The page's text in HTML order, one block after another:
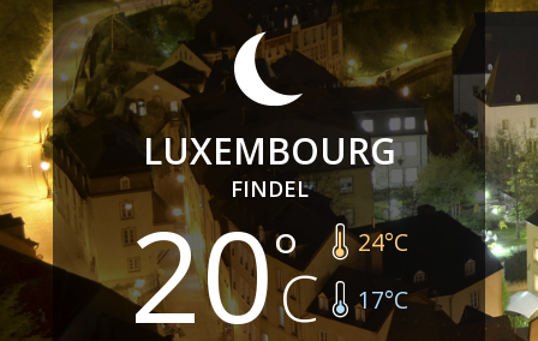
LUXEMBOURG
FINDEL
20 24°C
17°C